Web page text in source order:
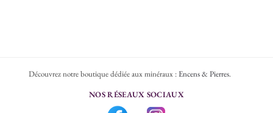
Découvrez notre boutique dédiée aux minéraux :Encens & Pierres.
NOS RÉSEAUX SOCIAUX